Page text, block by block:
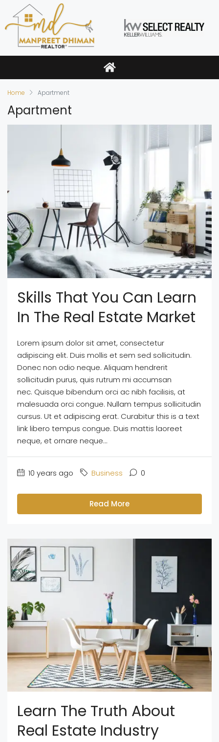
Home Apartment
Apartment
Skills That You Can Learn
In The Real Estate Market
Lorem ipsum dolor sit amet, consectetur
adipiscing elit. Duis mollis et sem sed sollicitudin.
Donec non odio neque. Aliquam hendrerit
sollicitudin purus, quis rutrum mi accumsan
nec. Quisque bibendum orci ac nibh facilisis, at
malesuada orci congue. Nullam tempus sollicitudin
cursus. Ut et adipiscing erat. Curabitur this is a text
link libero tempus congue. Duis mattis laoreet
neque, et ornare neque...
10 years ago Business 0
Read More
Learn The Truth About
Real Estate Industry